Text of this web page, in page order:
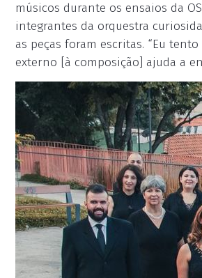
músicos durante os ensaios da
integrantes da orquestra
as peças foram escritas. “Eu
externo [à composição] ajuda a